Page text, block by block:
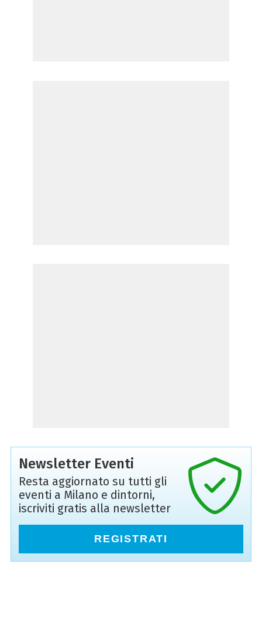
Newsletter Eventi
Resta aggiornato su tutti gli
eventi a Milano e dintorni,
iscriviti gratis alla newsletter
REGISTRATI